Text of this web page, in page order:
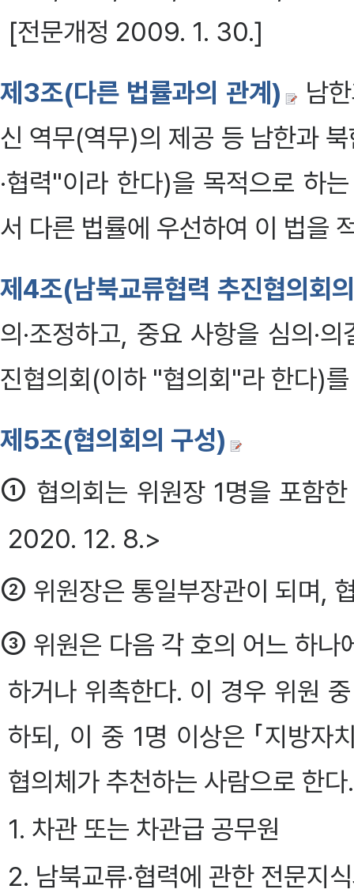
[전문개정 2009. 1. 30.]
제3조(다른 법률과의 관계)
남
신 역무(역무)의 제공 등 남한과
·협력"이라 한다)을 목적으로 하
서 다른 법률에 우선하여 이 법을
제4조(남북교류협력 추진협의회
의·조정하고, 중요 사항을 심의·
진협의회(이하 "협의회"라 한다)
제5조(협의회의 구성)
① 협의회는 위원장 1명을 포함
2020. 12. 8.>
② 위원장은 통일부장관이 되며,
③ 위원은 다음 각 호의 어느 하
하거나 위촉한다. 이 경우 위원
하되, 이 중 1명 이상은 「지방자
협의체가 추천하는 사람으로 한
1. 차관 또는 차관급 공무원
2. 남북교류·협력에 관한 전문지